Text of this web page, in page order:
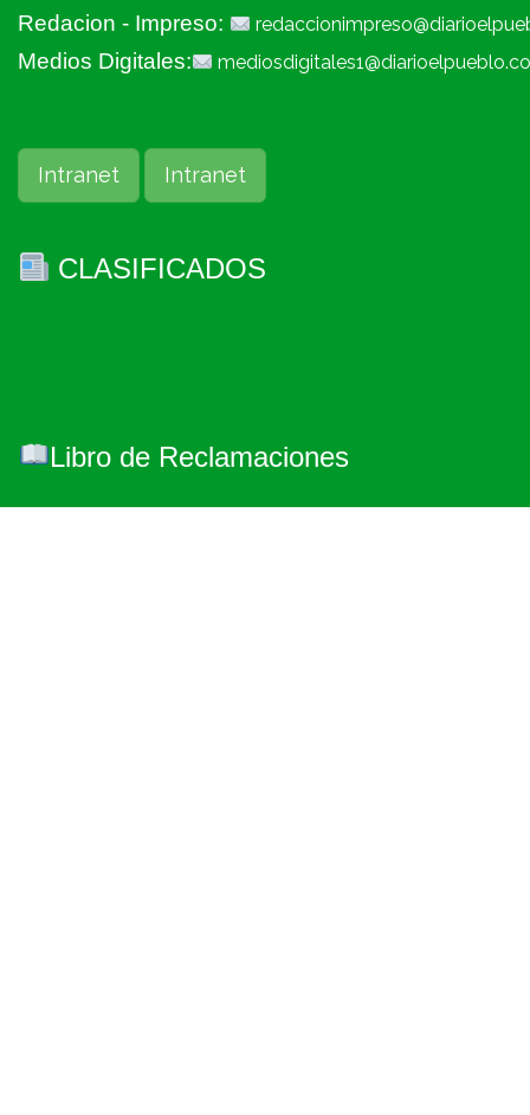
Redacion - Impreso:
Medios Digitales:
Intranet Intranet
CLASIFICADOS
Libro de Reclamaciones